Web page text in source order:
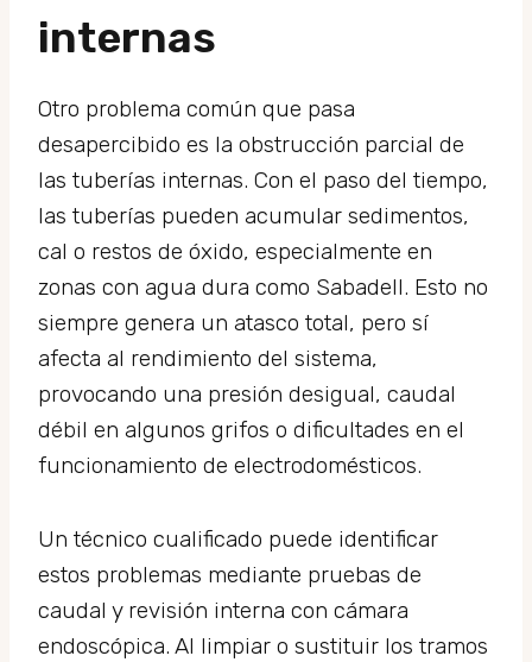
internas
Otro problema común que pasa
desapercibido es la obstrucción parcial de
las tuberías internas. Con el paso del tiempo,
las tuberías pueden acumular sedimentos,
cal o restos de óxido, especialmente en
zonas con agua dura como Sabadell. Esto no
siempre genera un atasco total, pero sí
afecta al rendimiento del sistema,
provocando una presión desigual, caudal
débil en algunos grifos o dificultades en el
funcionamiento de electrodomésticos.
Un técnico cualificado puede identificar
estos problemas mediante pruebas de
caudal y revisión interna con cámara
endoscópica. Al limpiar o sustituir los tramos